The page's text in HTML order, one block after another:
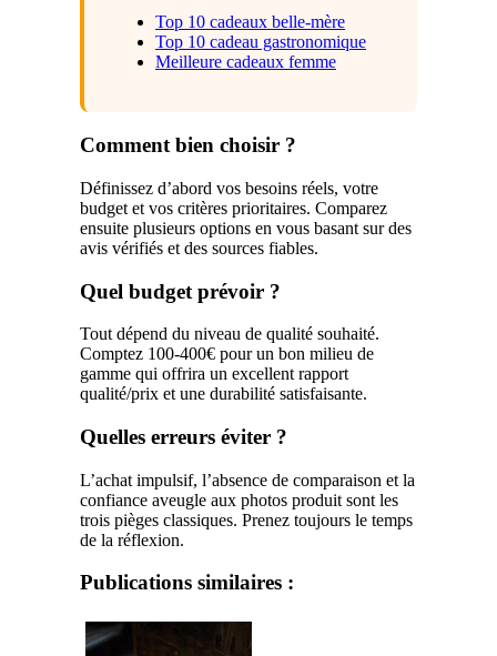
Top 10 cadeaux belle-mère
Top 10 cadeau gastronomique
Meilleure cadeaux femme
Comment bien choisir ?
Définissez d’abord vos besoins réels, votre
budget et vos critères prioritaires. Comparez
ensuite plusieurs options en vous basant sur des
avis vérifiés et des sources fiables.
Quel budget prévoir ?
Tout dépend du niveau de qualité souhaité.
Comptez 100-400€ pour un bon milieu de
gamme qui offrira un excellent rapport
qualité/prix et une durabilité satisfaisante.
Quelles erreurs éviter ?
L’achat impulsif, l’absence de comparaison et la
confiance aveugle aux photos produit sont les
trois pièges classiques. Prenez toujours le temps
de la réflexion.
Publications similaires :